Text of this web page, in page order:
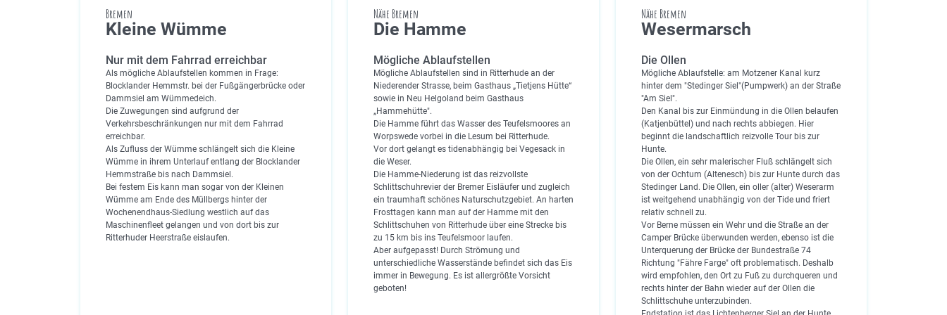
Bremen
Kleine Wümme
Nur mit dem Fahrrad erreichbar
Als mögliche Ablaufstellen kommen in Frage:
Blocklander Hemmstr. bei der Fußgängerbrücke oder
Dammsiel am Wümmedeich.
Die Zuwegungen sind aufgrund der
Verkehrsbeschränkungen nur mit dem Fahrrad
erreichbar.
Als Zufluss der Wümme schlängelt sich die Kleine
Wümme in ihrem Unterlauf entlang der Blocklander
Hemmstraße bis nach Dammsiel.
Bei festem Eis kann man sogar von der Kleinen
Wümme am Ende des Müllbergs hinter der
Wochenendhaus-Siedlung westlich auf das
Maschinenfleet gelangen und von dort bis zur
Ritterhuder Heerstraße eislaufen.
Nähe Bremen
Die Hamme
Mögliche Ablaufstellen
Mögliche Ablaufstellen sind in Ritterhude an der
Niederender Strasse, beim Gasthaus „Tietjens Hütte“
sowie in Neu Helgoland beim Gasthaus
„Hammehütte".
Die Hamme führt das Wasser des Teufelsmoores an
Worpswede vorbei in die Lesum bei Ritterhude.
Vor dort gelangt es tidenabhängig bei Vegesack in
die Weser.
Die Hamme-Niederung ist das reizvollste
Schlittschuhrevier der Bremer Eisläufer und zugleich
ein traumhaft schönes Naturschutzgebiet. An harten
Frosttagen kann man auf der Hamme mit den
Schlittschuhen von Ritterhude über eine Strecke bis
zu 15 km bis ins Teufelsmoor laufen.
Aber aufgepasst! Durch Strömung und
unterschiedliche Wasserstände befindet sich das Eis
immer in Bewegung. Es ist allergrößte Vorsicht
geboten!
Nähe Bremen
Wesermarsch
Die Ollen
Mögliche Ablaufstelle: am Motzener Kanal kurz
hinter dem "Stedinger Siel"(Pumpwerk) an der Straße
"Am Siel".
Den Kanal bis zur Einmündung in die Ollen belaufen
(Katjenbüttel) und nach rechts abbiegen. Hier
beginnt die landschaftlich reizvolle Tour bis zur
Hunte.
Die Ollen, ein sehr malerischer Fluß schlängelt sich
von der Ochtum (Altenesch) bis zur Hunte durch das
Stedinger Land. Die Ollen, ein oller (alter) Weserarm
ist weitgehend unabhängig von der Tide und friert
relativ schnell zu.
Vor Berne müssen ein Wehr und die Straße an der
Camper Brücke überwunden werden, ebenso ist die
Unterquerung der Brücke der Bundestraße 74
Richtung "Fähre Farge" oft problematisch. Deshalb
wird empfohlen, den Ort zu Fuß zu durchqueren und
rechts hinter der Bahn wieder auf der Ollen die
Schlittschuhe unterzubinden.